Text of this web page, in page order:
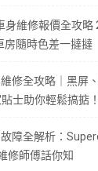
身維修報價全攻略
房隨時色差一撻撻
修全攻略｜黑屏
士助你輕鬆搞掂！
障全解析：
修師傅話你知